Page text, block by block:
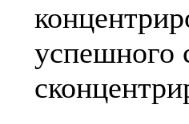
успешного